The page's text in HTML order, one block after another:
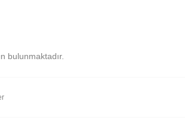
bulunmaktadır.